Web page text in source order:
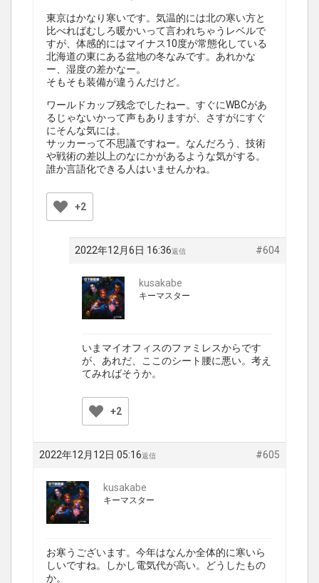
東京はかなり寒いです。気温的には北の寒い方と
比べればむしろ暖かいって言われちゃうレベルで
すが、体感的にはマイナス10度が常態化している
北海道の東にある盆地の冬なみです。あれかな
ー、湿度の差かなー。
そもそも装備が違うんだけど。
ワールドカップ残念でしたねー。すぐにWBCがあ
るじゃないかって声もありますが、さすがにすぐ
にそんな気には。
サッカーって不思議ですねー。なんだろう、技術
や戦術の差以上のなにかがあるような気がする。
誰か言語化できる人はいませんかね。
+2
2022年12月6日 16:36 #604
返信
kusakabe
キーマスター
いまマイオフィスのファミレスからです
が、あれだ、ここのシート腰に悪い。考え
てみればそうか。
+2
2022年12月12日 05:16 #605
返信
kusakabe
キーマスター
お寒うございます。今年はなんか全体的に寒いら
しいですね。しかし電気代が高い。どうしたもの
か。